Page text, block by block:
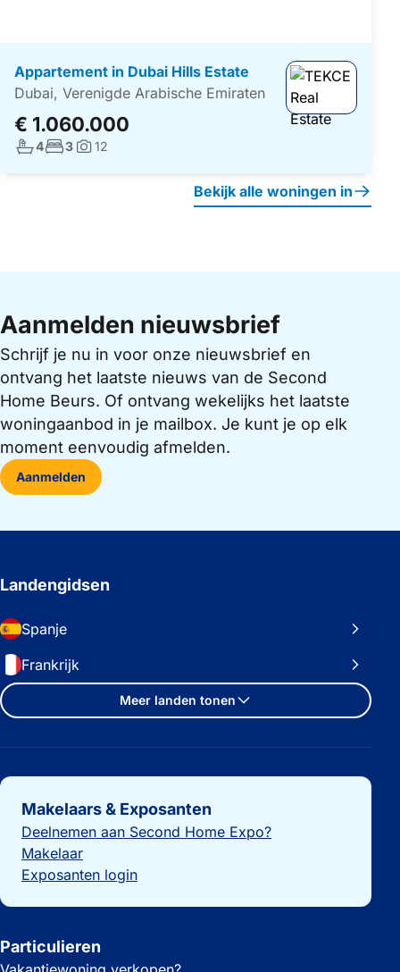
Appartement in Dubai Hills Estate
Dubai, Verenigde Arabische Emiraten
€ 1.060.000
Aantal badkamers:
4Aantal slaapkamers:
3Foto's:
12
Bekijk alle woningen in
Aanmelden nieuwsbrief
Schrijf je nu in voor onze nieuwsbrief en
ontvang het laatste nieuws van de Second
Home Beurs. Of ontvang wekelijks het laatste
woningaanbod in je mailbox. Je kunt je op elk
moment eenvoudig afmelden.
Aanmelden
Landengidsen
Spanje
Frankrijk
Meer landen tonen
Belangrijke links
Makelaars & Exposanten
Deelnemen aan Second Home Expo?
Makelaar
Exposanten login
Particulieren